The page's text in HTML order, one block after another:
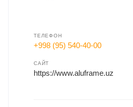
ТЕЛЕФОН
+998 (95) 540-40-00
САЙТ
https://www.aluframe.uz